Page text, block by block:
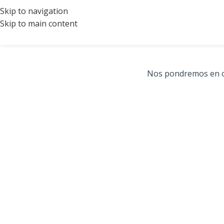
Skip to navigation
Skip to main content
Nos pondremos en